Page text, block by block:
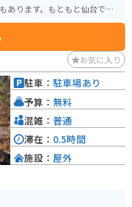
あります。もともと仙台でお
てもお詳しいです。
お気に入り
駐車： 駐車場あり
予算： 無料
混雑： 普通
滞在： 0.5時間
施設： 屋外